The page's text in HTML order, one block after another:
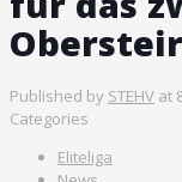
Published by STEHV at
Categories
Eliteliga